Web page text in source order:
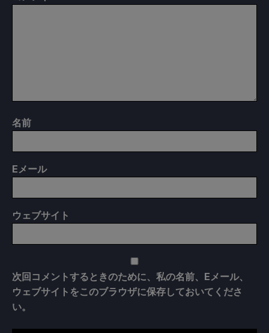
名前
E メール
ウェブサイト
次回コメントするときのために、私の名前、Eメール、
ウェブサイトをこのブラウザに保存しておいてくださ
い。